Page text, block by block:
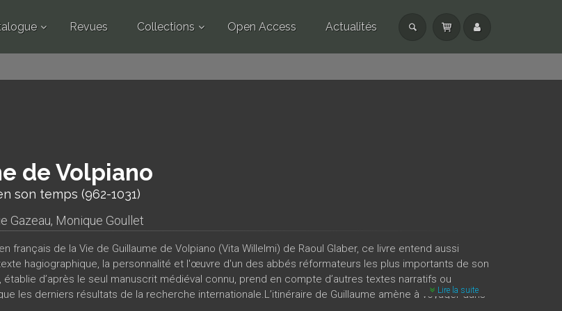
Revues Collections Open Access Actualités
de Volpiano
son temps (962-1031)
Gazeau, Monique Goullet
français de la Vie de Guillaume de Volpiano (Vita Willelmi) de Raoul Glaber, ce livre entend aussi
hagiographique, la personnalité et l'œuvre d'un des abbés réformateurs les plus importants de son
d’après le seul manuscrit médiéval connu, prend en compte d’autres textes narratifs ou
les derniers résultats de la recherche internationale.L’itinéraire de Guillaume amène à voyager dans
Lire la suite